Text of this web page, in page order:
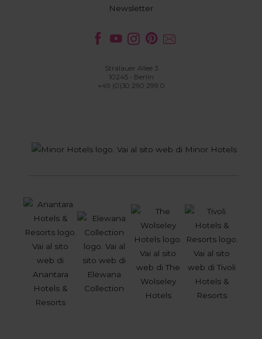
Newsletter
Stralauer Allee 3
10245 - Berlin
+49 (0)30 290 299 0